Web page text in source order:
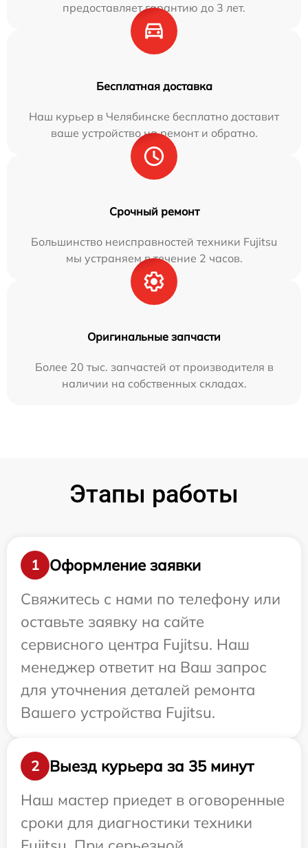
предоставляет гарантию до 3 лет.
Бесплатная доставка
Наш курьер в Челябинске бесплатно доставит
ваше устройство на ремонт и обратно.
Срочный ремонт
Большинство неисправностей техники Fujitsu
мы устраняем в течение 2 часов.
Оригинальные запчасти
Более 20 тыс. запчастей от производителя в
наличии на собственных складах.
Этапы работы
1
Оформление заявки
Свяжитесь с нами по телефону или
оставьте заявку на сайте
сервисного центра Fujitsu. Наш
менеджер ответит на Ваш запрос
для уточнения деталей ремонта
Вашего устройства Fujitsu.
2
Выезд курьера за 35 минут
Наш мастер приедет в оговоренные
сроки для диагностики техники